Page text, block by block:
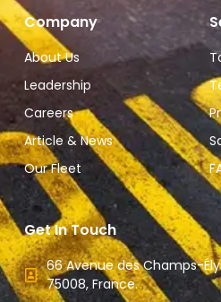
Company
About Us
Leadership
Careers
Article & News
Our Fleet
Get In Touch
66 Avenue des Champs-
75008, France.